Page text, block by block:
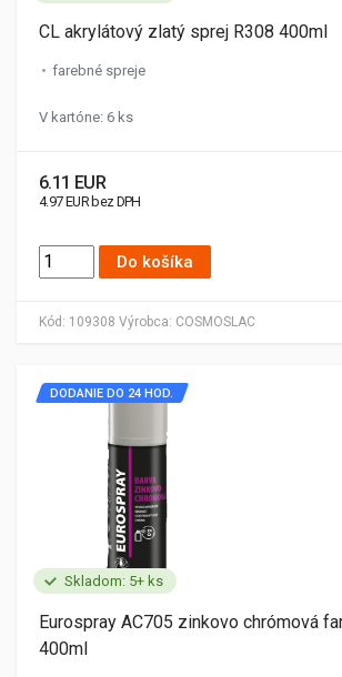
Kód: 109308 Výrobca: COSMOSLAC
CL akrylátový zlatý sprej R308 400ml
farebné spreje
V kartóne: 6 ks
6.11 EUR
4.97 EUR bez DPH
Do košíka
Skladom: 5+ ks
DODANIE DO 24 HOD.
Eurospray AC705 zinkovo chrómová
400ml